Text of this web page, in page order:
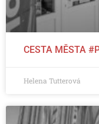
CESTA MĚSTA
Helena Tutterová